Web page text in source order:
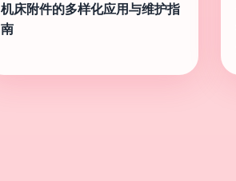
机床附件的多样化应用与维护指
南